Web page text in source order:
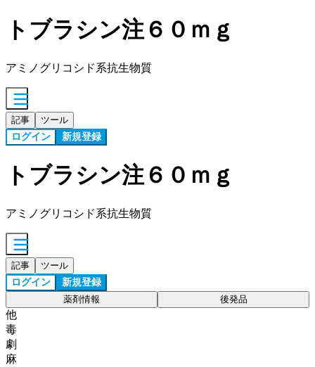
トブラシン注６０ｍｇ
アミノグリコシド系抗生物質
記事 ツール
ログイン 新規登録
トブラシン注６０ｍｇ
アミノグリコシド系抗生物質
記事 ツール
ログイン 新規登録
薬剤情報 後発品
他
毒
劇
麻